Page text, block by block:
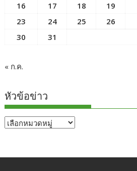
16
17 18 19
23
24 25 26
30
31
« ก.ค.
หัวข้อข่าว
หัวข้อ